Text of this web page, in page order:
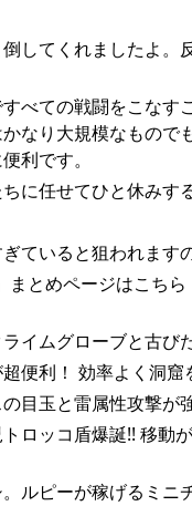
してくれましたよ
べての戦闘をこな
なり大規模なもの
利です。
に任せてひと休みす
ていると狙われます
まとめページはこちら
イムグローブと古び
便利！ 効率よく洞
目玉と雷属性攻撃が
ロッコ盾爆誕!! 移動
ルピーが稼げるミニ